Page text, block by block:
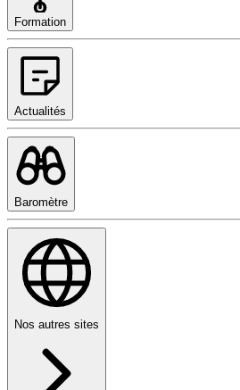
Formation
Actualités
Baromètre
Nos autres sites